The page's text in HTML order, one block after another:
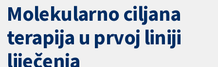
Molekularno ciljana
terapija u prvoj liniji
liječenja